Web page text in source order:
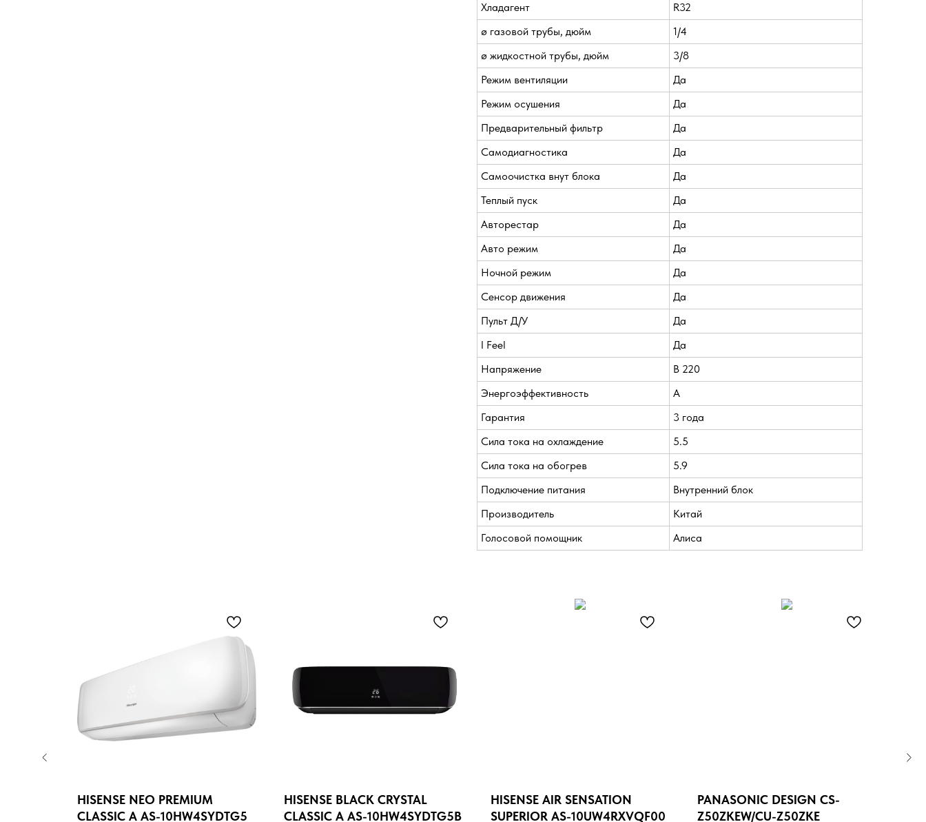
Хладагент
R32
ø газовой трубы, дюйм
1/4
ø жидкостной трубы, дюйм
3/8
Режим вентиляции
Да
Режим осушения
Да
Предварительный фильтр
Да
Самодиагностика
Да
Самоочистка внут блока
Да
Теплый пуск
Да
Авторестар
Да
Авто режим
Да
Ночной режим
Да
Сенсор движения
Да
Пульт Д/У
Да
I Feel
Да
Напряжение
В 220
Энергоэффективность
A
Гарантия
3 года
Сила тока на охлаждение
5.5
Сила тока на обогрев
5.9
Подключение питания
Внутренний блок
Производитель
Китай
Голосовой помощник
Алиса
HISENSE NEO PREMIUM
CLASSIC A AS-10HW4SYDTG5
HISENSE BLACK CRYSTAL
CLASSIC A AS-10HW4SYDTG5B
HISENSE AIR SENSATION
SUPERIOR AS-10UW4RXVQF00
PANASONIC DESIGN CS-
Z50ZKEW/CU-Z50ZKE